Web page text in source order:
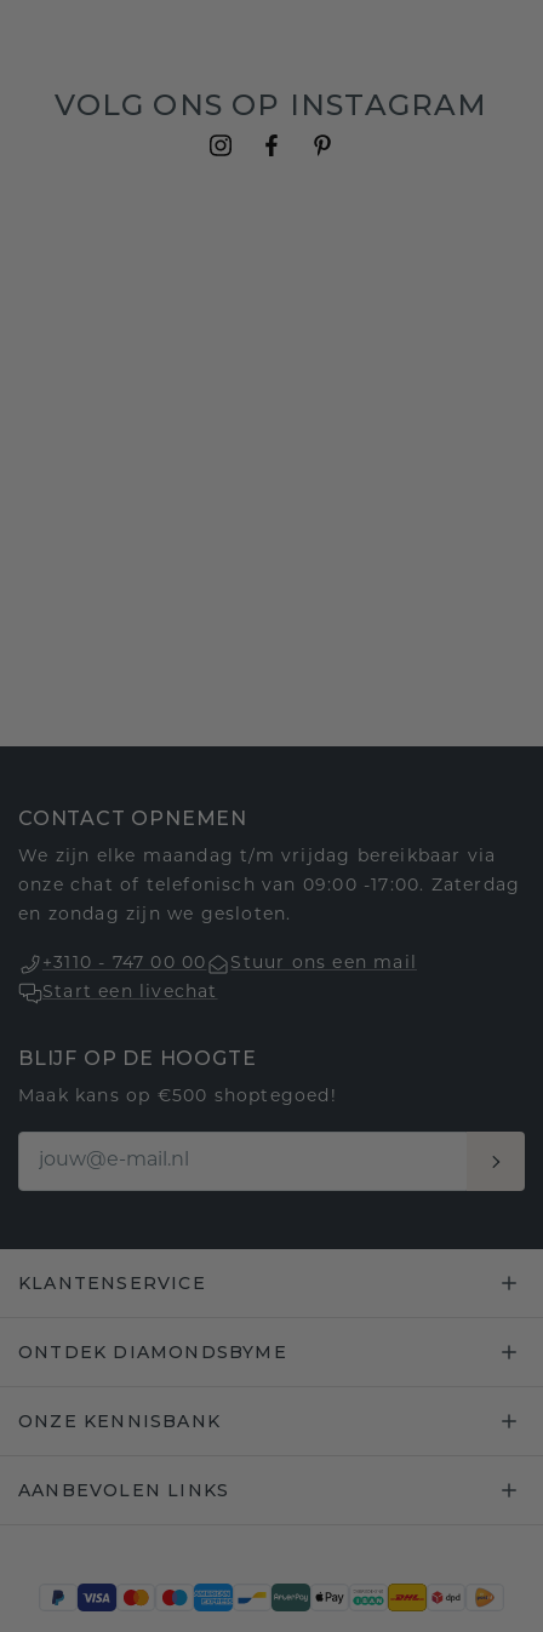
VOLG ONS OP INSTAGRAM
CONTACT OPNEMEN
We zijn elke maandag t/m vrijdag bereikbaar via
onze chat of telefonisch van 09:00 -17:00. Zaterdag
en zondag zijn we gesloten.
+3110 - 747 00 00
Stuur ons een mail
Start een livechat
BLIJF OP DE HOOGTE
Maak kans op €500 shoptegoed!
KLANTENSERVICE
ONTDEK DIAMONDSBYME
ONZE KENNISBANK
AANBEVOLEN LINKS